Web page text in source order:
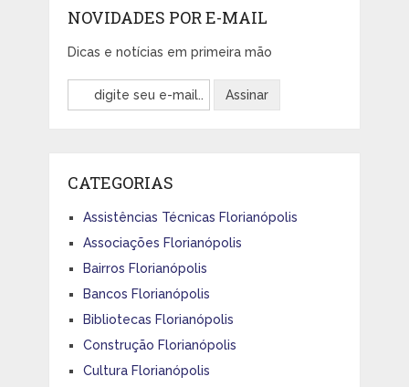
NOVIDADES POR E-MAIL
Dicas e notícias em primeira mão
CATEGORIAS
Assistências Técnicas Florianópolis
Associações Florianópolis
Bairros Florianópolis
Bancos Florianópolis
Bibliotecas Florianópolis
Construção Florianópolis
Cultura Florianópolis